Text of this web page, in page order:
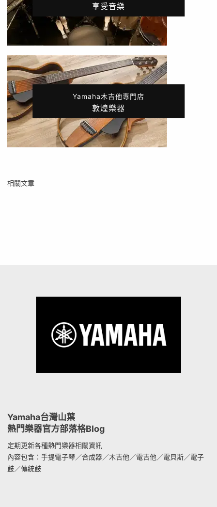
享受音樂
Yamaha木吉他專門店
敦煌樂器
相關文章
Yamaha台灣山葉
熱門樂器官方部落格Blog
定期更新各種熱門樂器相關資訊
內容包含：手提電子琴／合成器／木吉他／電吉他／電貝斯／電子
鼓／傳統鼓